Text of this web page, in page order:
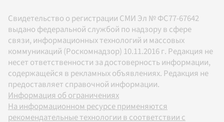
Свидетельство о регистрации СМИ Эл № ФС77-67642
выдано федеральной службой по надзору в сфере
связи, информационных технологий и массовых
коммуникаций (Роскомнадзор) 10.11.2016 г. Редакция не
несет ответственности за достоверность информации,
содержащейся в рекламных объявлениях. Редакция не
предоставляет справочной информации.
Информация об ограничениях
На информационном ресурсе применяются
рекомендательные технологии в соответствии с